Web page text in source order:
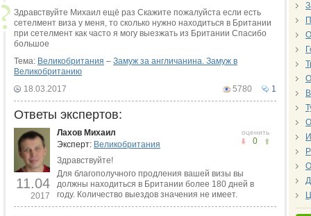
Здравствуйте Михаил ещё раз Скажите пожалуйста если есть
сетелмент виза у меня, то сколько нужно находиться в Британии
при сетелмент как часто я могу выезжать из Британии Спасибо
большое
Тема: Великобритания – Замуж за англичанина. Замуж в
Великобританию
1
5780
18.03.2017
Ответы экспертов:
11.04
2017
оценить
0
Лахов Михаил
Эксперт: Великобритания
Здравствуйте!
Для благополучного продления вашей визы вы
должны находиться в Британии более 180 дней в
году. Количество выездов значения не имеет.